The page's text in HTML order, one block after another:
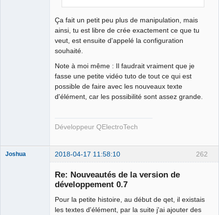
Ça fait un petit peu plus de manipulation, mais
ainsi, tu est libre de crée exactement ce que tu
veut, est ensuite d'appelé la configuration
souhaité.
Note à moi même : Il faudrait vraiment que je
fasse une petite vidéo tuto de tout ce qui est
possible de faire avec les nouveaux texte
d'élément, car les possibilité sont assez grande.
Développeur QElectroTech
262
Joshua 2018-04-17 11:58:10
Re: Nouveautés de la version de
développement 0.7
Pour la petite histoire, au début de qet, il existais
les textes d'élément, par la suite j'ai ajouter des